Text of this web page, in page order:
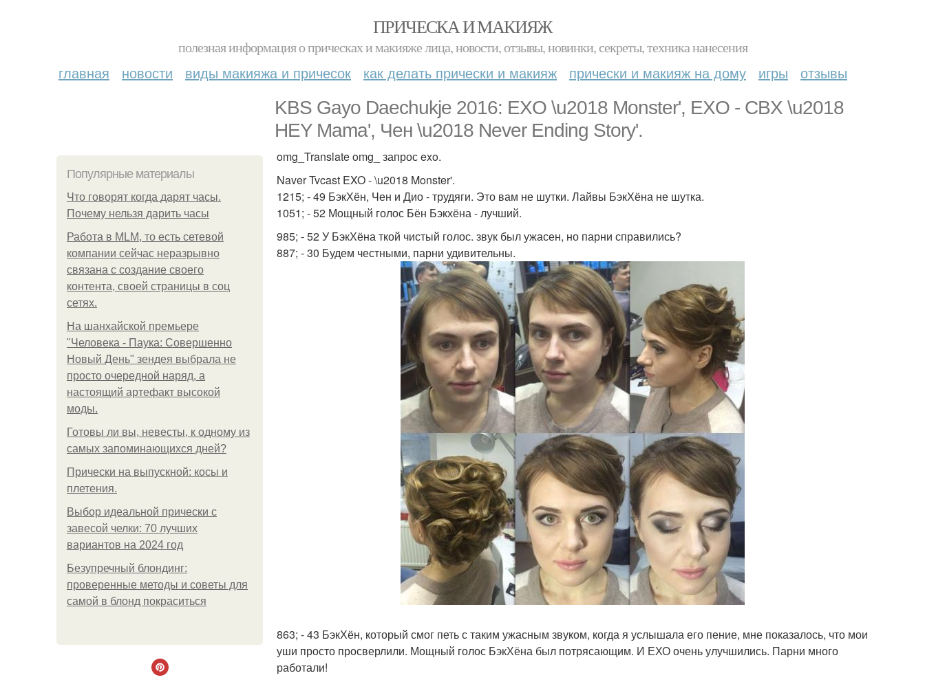
ПРИЧЕСКА И МАКИЯЖ
полезная информация о прическах и макияже лица, новости, отзывы, новинки, секреты, техника нанесения
главная новости виды макияжа и причесок как делать прически и макияж прически и макияж на дому игры отзывы
KBS Gayo Daechukje 2016: EXO \u2018 Monster', EXO - CBX \u2018
HEY Mama', Чен \u2018 Never Ending Story'.
Популярные материалы
Что говорят когда дарят часы.
Почему нельзя дарить часы
Работа в MLM, то есть сетевой
компании сейчас неразрывно
связана с создание своего
контента, своей страницы в соц
сетях.
На шанхайской премьере
"Человека - Паука: Совершенно
Новый День" зендея выбрала не
просто очередной наряд, а
настоящий артефакт высокой
моды.
Готовы ли вы, невесты, к одному из
самых запоминающихся дней?
Прически на выпускной: косы и
плетения.
Выбор идеальной прически с
завесой челки: 70 лучших
вариантов на 2024 год
Безупречный блондинг:
проверенные методы и советы для
самой в блонд покраситься
omg_Translate omg_ запрос exo.
Naver Tvcast EXO - \u2018 Monster'.
1215; - 49 БэкХён, Чен и Дио - трудяги. Это вам не шутки. Лайвы БэкХёна не шутка.
1051; - 52 Мощный голос Бён Бэкхёна - лучший.
985; - 52 У БэкХёна ткой чистый голос. звук был ужасен, но парни справились?
887; - 30 Будем честными, парни удивительны.
863; - 43 БэкХён, который смог петь с таким ужасным звуком, когда я услышала его пение, мне показалось, что мои
уши просто просверлили. Мощный голос БэкХёна был потрясающим. И ЕХО очень улучшились. Парни много
работали!